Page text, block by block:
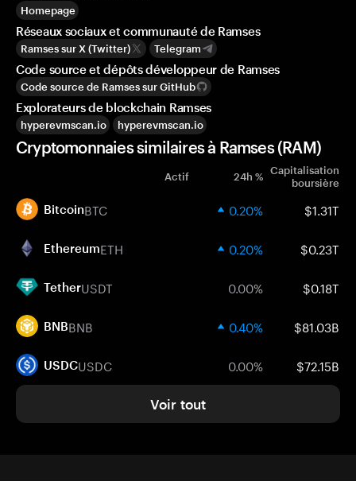
Homepage
Réseaux sociaux et communauté de Ramses
Ramses sur X (Twitter) Telegram
Code source et dépôts développeur de Ramses
Code source de Ramses sur GitHub
Explorateurs de blockchain Ramses
hyperevmscan.io hyperevmscan.io
Cryptomonnaies similaires à Ramses (RAM)
Actif 24h % Capitalisation
boursière
BitcoinBTC 0.20% $1.31T
EthereumETH 0.20% $0.23T
TetherUSDT 0.00% $0.18T
BNBBNB 0.40% $81.03B
USDCUSDC 0.00% $72.15B
Voir tout